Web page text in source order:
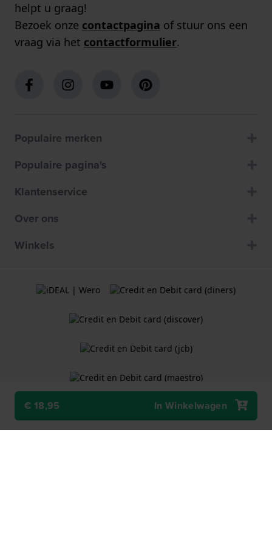
€ 18,95 In Winkelwagen
helpt u graag!
Bezoek onze contactpagina of stuur ons een
vraag via het contactformulier.
Populaire merken
Populaire pagina's
Klantenservice
Over ons
Winkels